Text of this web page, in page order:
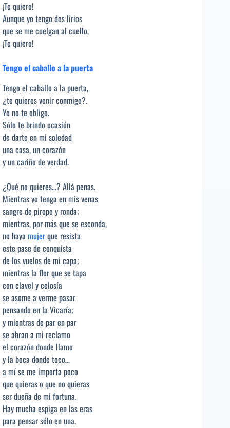
¡Te quiero!
Aunque yo tengo dos lirios
que se me cuelgan al cuello,
¡Te quiero!
Tengo el caballo a la puerta
Tengo el caballo a la puerta,
¿te quieres venir conmigo?.
Yo no te obligo.
Sólo te brindo ocasión
de darte en mi soledad
una casa, un corazón
y un cariño de verdad.
¿Qué no quieres…? Allá penas.
Mientras yo tenga en mis venas
sangre de piropo y ronda;
mientras, por más que se esconda,
no haya mujerque resista
este pase de conquista
de los vuelos de mi capa;
mientras la flor que se tapa
con clavel y celosía
se asome a verme pasar
pensando en la Vicaría;
y mientras de par en par
se abran a mi reclamo
el corazón donde llamo
y la boca donde toco…
a mí se me importa poco
que quieras o que no quieras
ser dueña de mi fortuna.
Hay mucha espiga en las eras
para pensar sólo en una.